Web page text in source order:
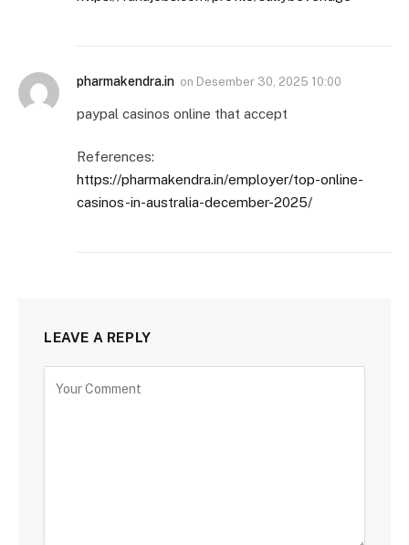
pharmakendra.in on Desember 30, 2025 10:00
paypal casinos online that accept
References:
https://pharmakendra.in/employer/top-online-
casinos-in-australia-december-2025/
LEAVE A REPLY